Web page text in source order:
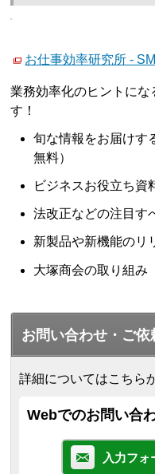
お仕事効率研究所 -
業務効率化のヒントにな
す！
旬な情報をお届けす
無料）
ビジネスお役立ち資
法改正などの注目す
新製品や新機能のリ
大塚商会の取り組
お問い合わせ・ご依
詳細についてはこちら
Webでのお問い合
入力フォ